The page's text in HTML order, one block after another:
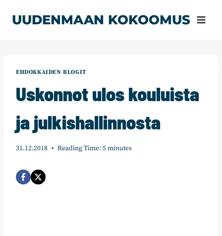
sisältöön
UUDENMAAN KOKOOMUS
EHDOKKAIDEN BLOGIT
Uskonnot ulos kouluista
ja julkishallinnosta
31.12.2018 Reading Time: 5minutes